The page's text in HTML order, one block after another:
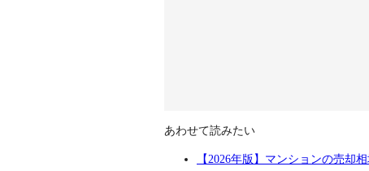
あわせて読みたい
【2026年版】マンションの売却